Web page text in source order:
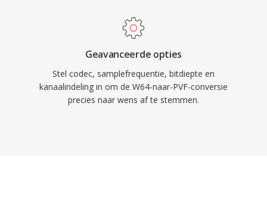
Geavanceerde opties
Stel codec, samplefrequentie, bitdiepte en
kanaalindeling in om de W64-naar-PVF-conversie
precies naar wens af te stemmen.